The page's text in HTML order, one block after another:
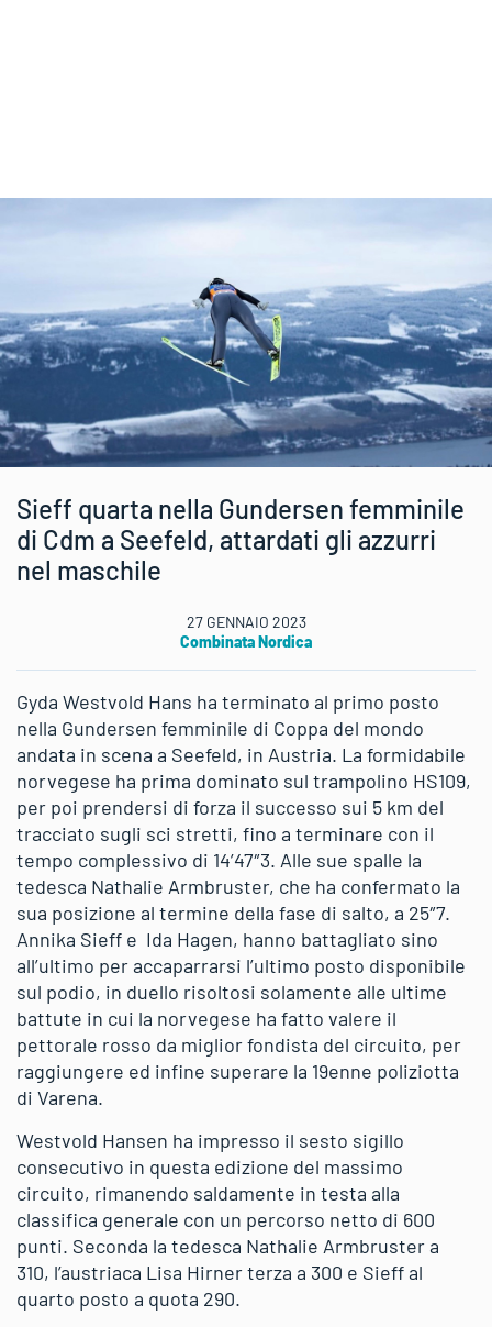
Sieff quarta nella Gundersen femminile
di Cdm a Seefeld, attardati gli azzurri
nel maschile
27 GENNAIO 2023
Combinata Nordica
Gyda Westvold Hans ha terminato al primo posto
nella Gundersen femminile di Coppa del mondo
andata in scena a Seefeld, in Austria. La formidabile
norvegese ha prima dominato sul trampolino HS109,
per poi prendersi di forza il successo sui 5 km del
tracciato sugli sci stretti, fino a terminare con il
tempo complessivo di 14’47″3. Alle sue spalle la
tedesca Nathalie Armbruster, che ha confermato la
sua posizione al termine della fase di salto, a 25″7.
Annika Sieff e Ida Hagen, hanno battagliato sino
all’ultimo per accaparrarsi l’ultimo posto disponibile
sul podio, in duello risoltosi solamente alle ultime
battute in cui la norvegese ha fatto valere il
pettorale rosso da miglior fondista del circuito, per
raggiungere ed infine superare la 19enne poliziotta
di Varena.
Westvold Hansen ha impresso il sesto sigillo
consecutivo in questa edizione del massimo
circuito, rimanendo saldamente in testa alla
classifica generale con un percorso netto di 600
punti. Seconda la tedesca Nathalie Armbruster a
310, l’austriaca Lisa Hirner terza a 300 e Sieff al
quarto posto a quota 290.